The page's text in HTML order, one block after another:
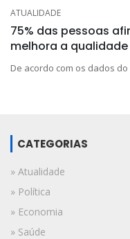
ATUALIDADE
75% das pessoas
melhora a
De acordo com os dados
CATEGORIAS
» Atualidade
» Política
» Economia
» Saúde